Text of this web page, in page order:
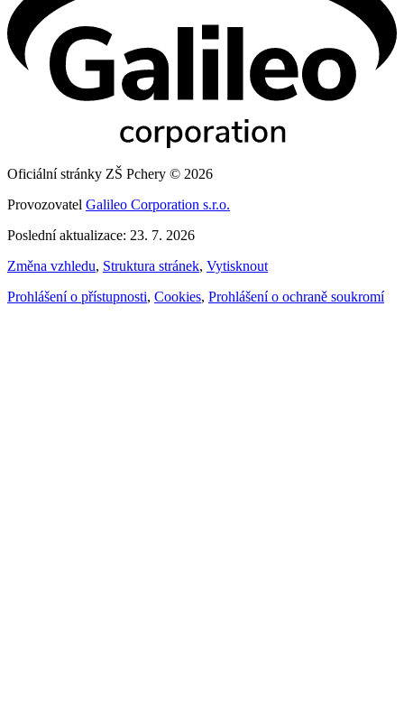
Oficiální stránky ZŠ Pchery © 2026
Provozovatel Galileo Corporation s.r.o.
Poslední aktualizace: 23. 7. 2026
Změna vzhledu, Struktura stránek, Vytisknout
Prohlášení o přístupnosti, Cookies, Prohlášení o ochraně soukromí